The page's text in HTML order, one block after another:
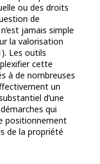
ou des droits
de
jamais simple
la valorisation
Les outils
cette
à de nombreuses
un
d’une
qui
positionnement
de la propriété